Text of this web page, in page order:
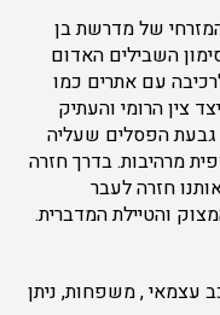
של מדרשת בן
השבילים האדום
עם אתרים כמו
צין הרומי והעתיק
הפסלים שעליה
מרהיבות. בדרך חזרה
חזרה לעבר
והטיילת המדברית.
עצמאי , משפחות, ניתן